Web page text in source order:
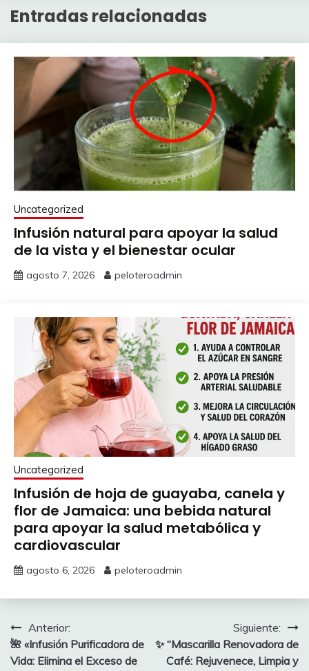
Entradas relacionadas
Uncategorized
Infusión natural para apoyar la salud
de la vista y el bienestar ocular
agosto 7, 2026 peloteroadmin
Uncategorized
Infusión de hoja de guayaba, canela y
flor de Jamaica: una bebida natural
para apoyar la salud metabólica y
cardiovascular
agosto 6, 2026 peloteroadmin
Navegación
de
Anterior:
🌺 «Infusión Purificadora de
Vida: Elimina el Exceso de
Siguiente:
✨ “Mascarilla Renovadora de
Café: Rejuvenece, Limpia y